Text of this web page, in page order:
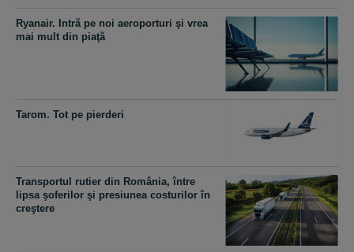
Ryanair. Intră pe noi aeroporturi şi vrea
mai mult din piaţă
Tarom. Tot pe pierderi
Transportul rutier din România, între
lipsa şoferilor şi presiunea costurilor în
creştere